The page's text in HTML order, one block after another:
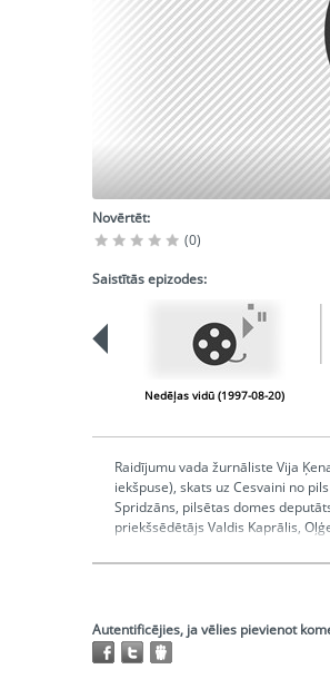
Novērtēt:
(0)
Saistītās epizodes:
Nedēļas vidū (1997-08-20)
Raidījumu vada žurnāliste Vija
iekšpuse), skats uz Cesvaini no
Spridzāns, pilsētas domes
priekšsēdētājs Valdis Kaprālis,
Ētera datumi:1997-08-27
Režisors:Legzda Dace
Redaktors:
Autentificējies, ja vēlies pievienot